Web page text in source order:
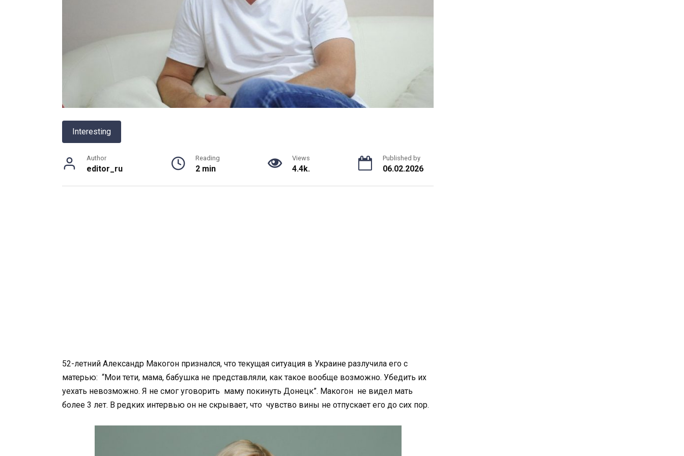
Interesting
Author
editor_ru
Reading
2 min
Views
4.4k.
Published by
06.02.2026
52-летний Александр Макогон признался, что текущая ситуация в Украине разлучила его с
матерью: “Мои тети, мама, бабушка не представляли, как такое вообще возможно. Убедить их
уехать невозможно. Я не смог уговорить маму покинуть Донецк”. Макогон не видел мать
более 3 лет. В редких интервью он не скрывает, что чувство вины не отпускает его до сих пор.